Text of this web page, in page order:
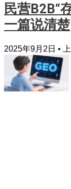
民营B2B“
一篇说清楚
2025年9月2日